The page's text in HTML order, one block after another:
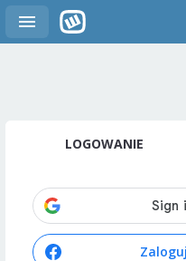
LOGOWANIE